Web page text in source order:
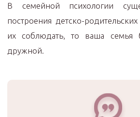
В семейной психологии
построения детско-
их соблюдать, то ваша семья
дружной.